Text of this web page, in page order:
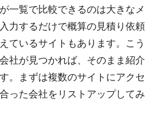
一覧で比較できるのは大きなメ
力するだけで概算の見積り依頼
ているサイトもあります。こう
社が見つかれば、そのまま紹介
。まずは複数のサイトにアクセ
った会社をリストアップしてみ